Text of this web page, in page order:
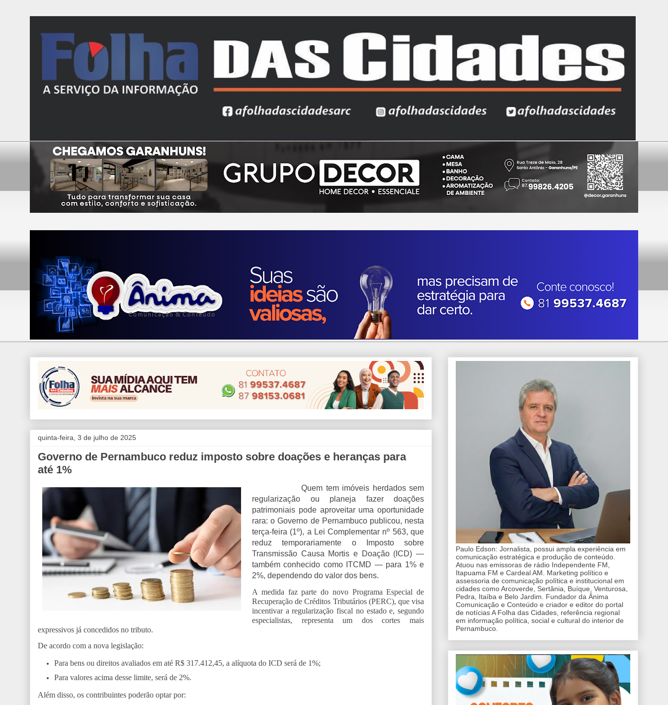
quinta-feira, 3 de julho de 2025
Governo de Pernambuco reduz imposto sobre doações e heranças para
até 1%
Quem tem imóveis herdados sem
regularização ou planeja fazer doações
patrimoniais pode aproveitar uma oportunidade
rara: o Governo de Pernambuco publicou, nesta
terça-feira (1º), a Lei Complementar nº 563, que
reduz temporariamente o Imposto sobre
Transmissão Causa Mortis e Doação (ICD) —
também conhecido como ITCMD — para 1% e
2%, dependendo do valor dos bens.
A medida faz parte do novo Programa Especial de
Recuperação de Créditos Tributários (PERC), que visa
incentivar a regularização fiscal no estado e, segundo
especialistas, representa um dos cortes mais
expressivos já concedidos no tributo.
De acordo com a nova legislação:
Para bens ou direitos avaliados em até R$ 317.412,45, a alíquota do ICD será de 1%;
Para valores acima desse limite, será de 2%.
Além disso, os contribuintes poderão optar por:
Paulo Edson: Jornalista, possui ampla experiência em
comunicação estratégica e produção de conteúdo.
Atuou nas emissoras de rádio Independente FM,
Itapuama FM e Cardeal AM. Marketing político e
assessoria de comunicação política e institucional em
cidades como Arcoverde, Sertânia, Buíque, Venturosa,
Pedra, Itaíba e Belo Jardim. Fundador da Ânima
Comunicação e Conteúdo e criador e editor do portal
de notícias A Folha das Cidades, referência regional
em informação política, social e cultural do interior de
Pernambuco.